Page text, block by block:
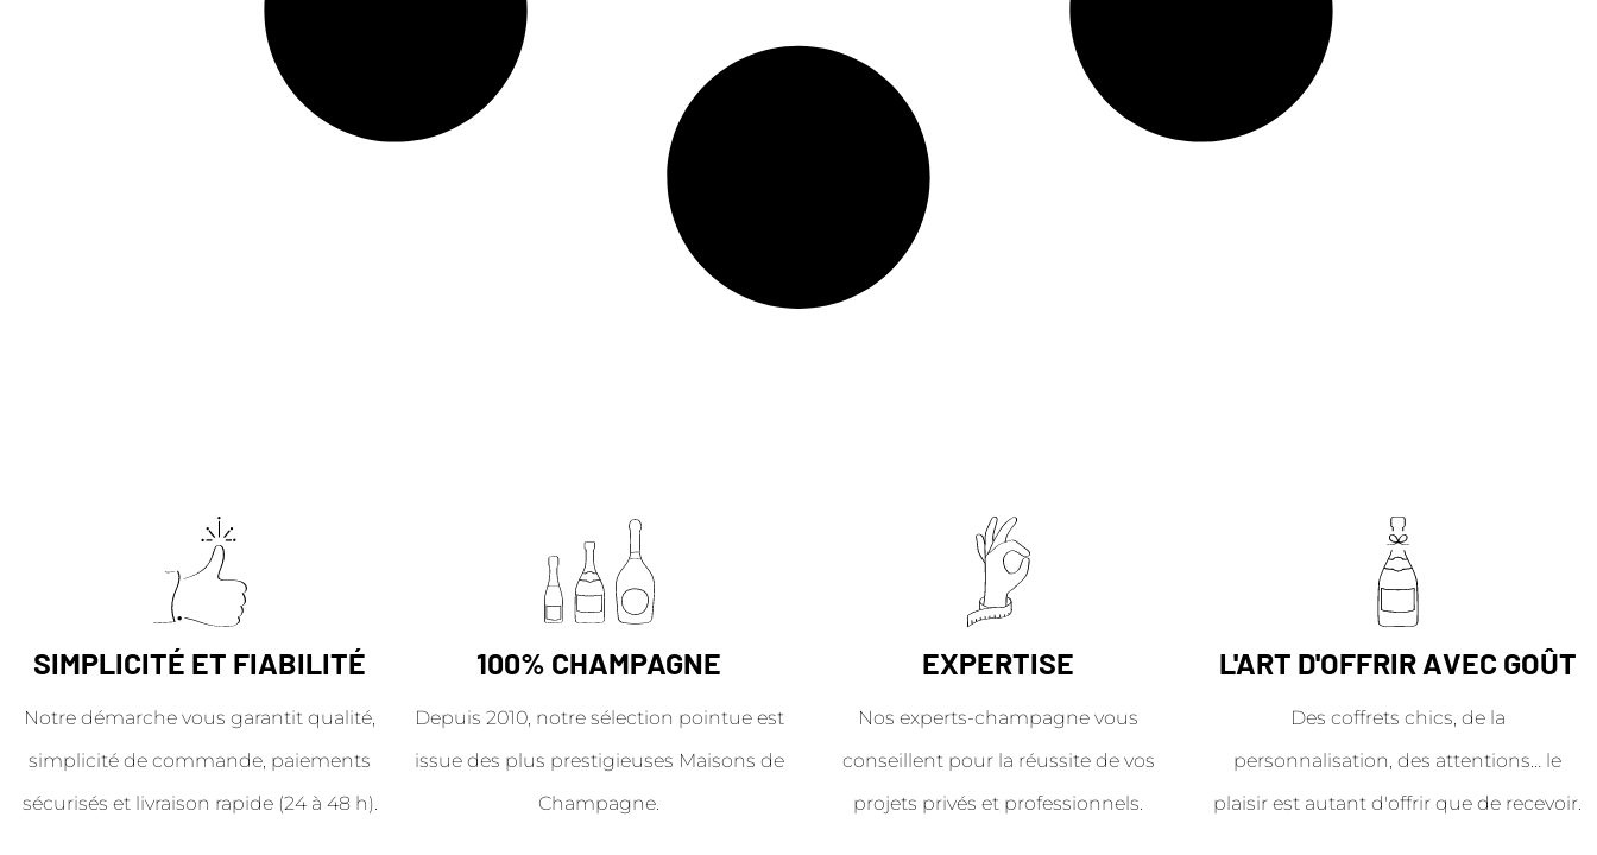
SIMPLICITÉ ET FIABILITÉ
Notre démarche vous garantit qualité,
simplicité de commande, paiements
sécurisés et livraison rapide (24 à 48 h).
100% CHAMPAGNE
Depuis 2010, notre sélection pointue est
issue des plus prestigieuses Maisons de
Champagne.
EXPERTISE
Nos experts-champagne vous
conseillent pour la réussite de vos
projets privés et professionnels.
L'ART D'OFFRIR AVEC GOÛT
Des coffrets chics, de la
personnalisation, des attentions… le
plaisir est autant d'offrir que de recevoir.